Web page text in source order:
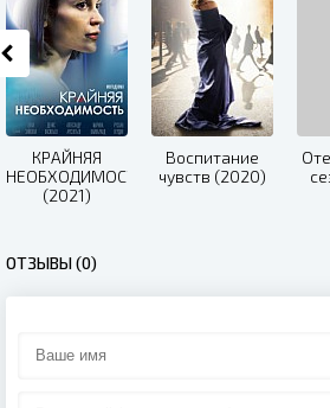
КРАЙНЯЯ
НЕОБХОДИМОСТЬ
(2021)
Воспитание
чувств (2020)
ОТЗЫВЫ (0)